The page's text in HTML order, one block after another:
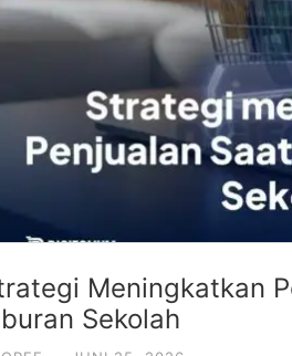
Meningkatkan
Sekolah